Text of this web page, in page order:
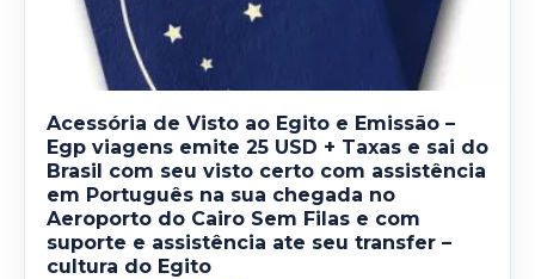
Acessória de Visto ao Egito e Emissão –
Egp viagens emite 25 USD + Taxas e sai do
Brasil com seu visto certo com assistência
em Português na sua chegada no
Aeroporto do Cairo Sem Filas e com
suporte e assistência ate seu transfer –
cultura do Egito